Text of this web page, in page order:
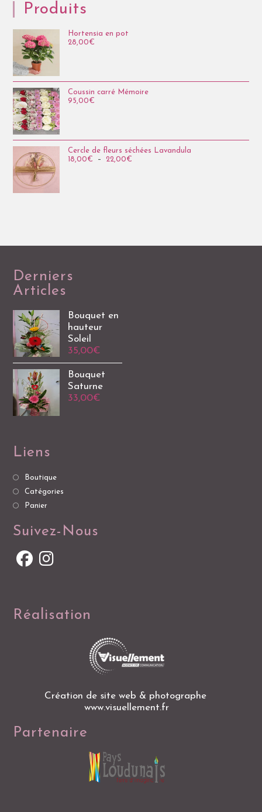
Produits
Hortensia en pot
28,00€
Coussin carré Mémoire
95,00€
Cercle de fleurs séchées Lavandula
18,00€ – 22,00€
Derniers
Articles
Bouquet en
hauteur
Soleil
35,00€
Bouquet
Saturne
33,00€
Liens
Boutique
Catégories
Panier
Suivez-Nous
Réalisation
Création de site web & photographe
www.visuellement.fr
Partenaire